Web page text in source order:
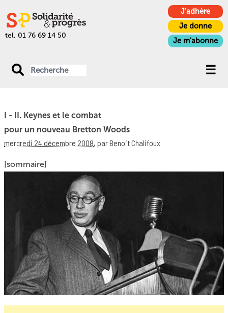
tel. 01 76 69 14 50
J'adhère
Je donne
Je m'abonne
I - II. Keynes et le combat
pour un nouveau Bretton Woods
mercredi 24 décembre 2008, par Benoit Chalifoux
[sommaire]